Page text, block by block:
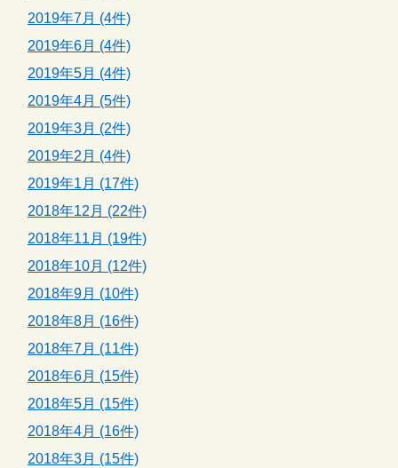
2019年7月 (4件)
2019年6月 (4件)
2019年5月 (4件)
2019年4月 (5件)
2019年3月 (2件)
2019年2月 (4件)
2019年1月 (17件)
2018年12月 (22件)
2018年11月 (19件)
2018年10月 (12件)
2018年9月 (10件)
2018年8月 (16件)
2018年7月 (11件)
2018年6月 (15件)
2018年5月 (15件)
2018年4月 (16件)
2018年3月 (15件)